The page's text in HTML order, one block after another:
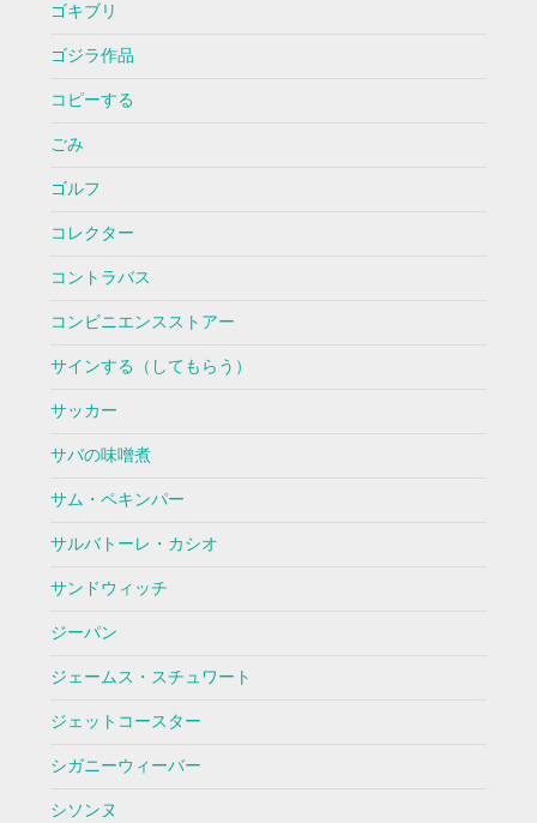
ゴキブリ
ゴジラ作品
コピーする
ごみ
ゴルフ
コレクター
コントラバス
コンビニエンスストアー
サインする（してもらう）
サッカー
サバの味噌煮
サム・ペキンパー
サルバトーレ・カシオ
サンドウィッチ
ジーパン
ジェームス・スチュワート
ジェットコースター
シガニーウィーバー
シソンヌ